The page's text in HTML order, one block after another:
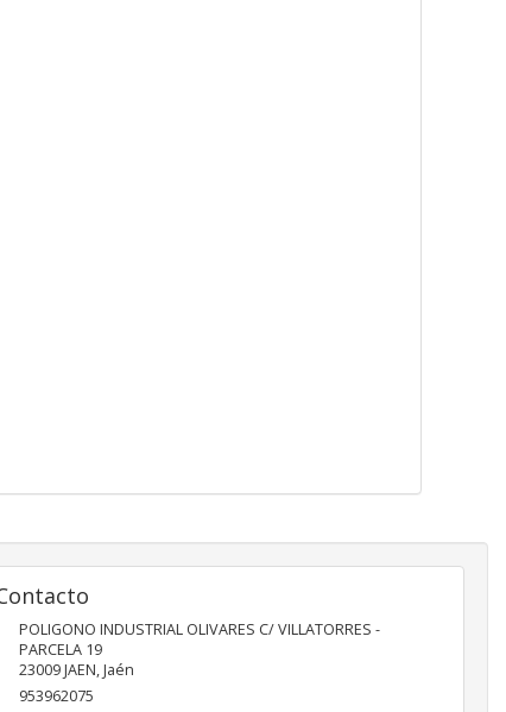
POLIGONO INDUSTRIAL OLIVARES C/ VILLATORRES -
PARCELA 19
23009JAEN,Jaén
953962075